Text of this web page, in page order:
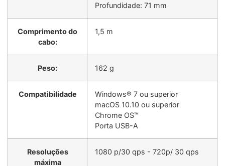
Profundidade: 71 mm
Comprimento do
cabo:
1,5 m
Peso: 162 g
Compatibilidade
Windows® 7 ou superior
macOS 10.10 ou superior
Chrome OS™
Porta USB-A
Resoluções
máxima
1080 p/30 qps - 720p/ 30 qps